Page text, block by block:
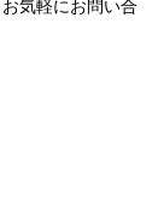
気軽にお問い合